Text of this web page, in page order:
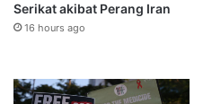
Serikat akibat Perang Iran
16 hours ago